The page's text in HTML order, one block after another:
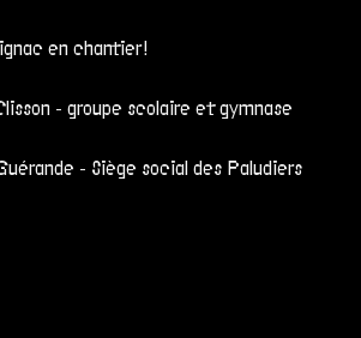
en chantier !
- groupe scolaire et gymnase
- Siège social des Paludiers